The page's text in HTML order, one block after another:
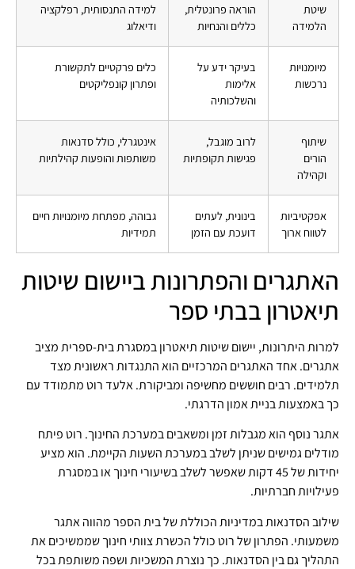
שיטת
הלמידה
הוראה פרונטלית,
כללים והנחיות
למידה התנסותית, רפלקציה
ודיאלוג
מיומנויות
נרכשות
בעיקר ידע על
אלימות
והשלכותיה
כלים פרקטיים לתקשורת
ופתרון קונפליקטים
שיתוף
הורים
וקהילה
לרוב מוגבל,
פגישות תקופתיות
אינטגרלי, כולל סדנאות
משותפות והופעות קהילתיות
אפקטיביות
לטווח ארוך
בינונית, לעתים
דועכת עם הזמן
גבוהה, מפתחת מיומנויות חיים
תמידיות
האתגרים והפתרונות ביישום שיטות
תיאטרון בבתי ספר
למרות היתרונות, יישום שיטות תיאטרון במסגרת בית-ספרית מציב
אתגרים. אחד האתגרים המרכזיים הוא התנגדות ראשונית מצד
תלמידים. רבים חוששים מחשיפה ומביקורת. אלעד רוט מתמודד עם
כך באמצעות בניית אמון הדרגתי.
אתגר נוסף הוא מגבלות זמן ומשאבים במערכת החינוך. רוט פיתח
מודלים גמישים שניתן לשלב במערכת השעות הקיימת. הוא מציע
יחידות של 45 דקות שאפשר לשלב בשיעורי חינוך או במסגרת
פעילויות חברתיות.
שילוב הסדנאות במדיניות הכוללת של בית הספר מהווה אתגר
משמעותי. הפתרון של רוט כולל הכשרת צוותי חינוך שממשיכים את
התהליך גם בין הסדנאות. כך נוצרת המשכיות ושפה משותפת בכל